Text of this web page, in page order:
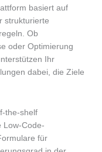
basiert auf
strukturierte
Ob
oder Optimierung
Ihr
dabei, die Ziele
the-shelf
Low-Code-
für